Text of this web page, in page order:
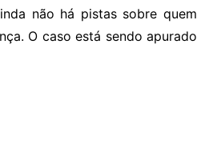
não há pistas sobre quem
O caso está sendo apurado